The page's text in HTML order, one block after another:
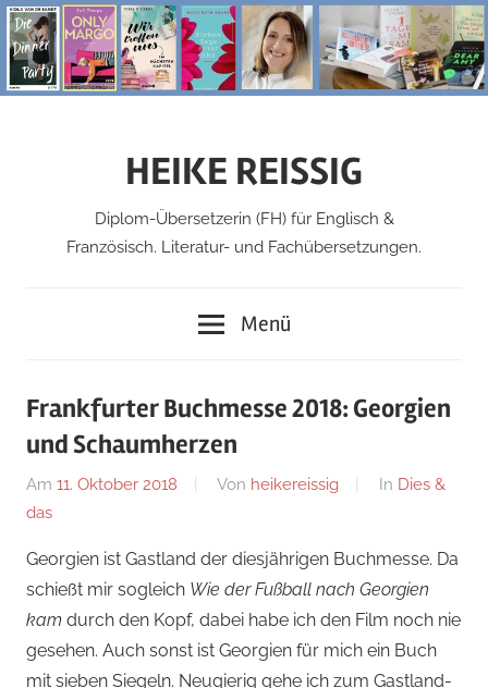
Zum
Inhalt
springen
HEIKE REISSIG
Diplom-Übersetzerin (FH) für Englisch &
Französisch. Literatur- und Fachübersetzungen.
Menü
Frankfurter Buchmesse 2018: Georgien
und Schaumherzen
Am 11. Oktober 2018 Von heikereissig In Dies &
das
Georgien ist Gastland der diesjährigen Buchmesse. Da
schießt mir sogleich Wie der Fußball nach Georgien
kam durch den Kopf, dabei habe ich den Film noch nie
gesehen. Auch sonst ist Georgien für mich ein Buch
mit sieben Siegeln. Neugierig gehe ich zum Gastland-